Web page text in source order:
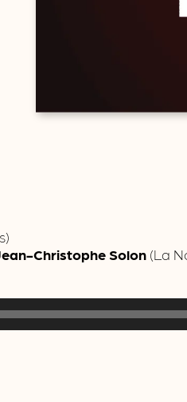
Christophe Solon(La